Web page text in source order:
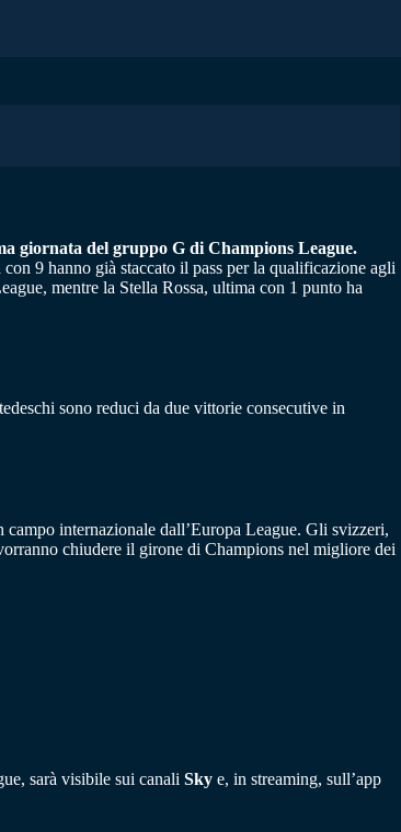
giornata del gruppo G di Champions League.
9 hanno già staccato il pass per la qualificazione agli
mentre la Stella Rossa, ultima con 1 punto ha
sono reduci da due vittorie consecutive in
internazionale dall’Europa League. Gli svizzeri,
chiudere il girone di Champions nel migliore dei
sarà visibile sui canali Sky e, in streaming, sull’app